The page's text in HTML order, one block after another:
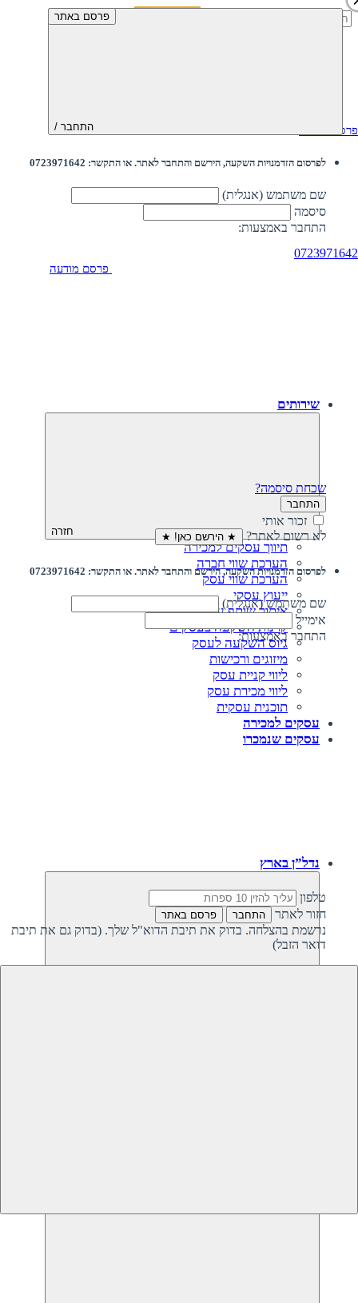
חיפוש:
0723971642
פרסם מודעה התחבר /
לפרסום הזדמנויות השקעה, הירשם והתחבר לאתר. או התקשר: 0723971642
שם משתמש (אנגלית)
סיסמה
התחבר באמצעות:
שכחת סיסמה?
התחבר
זכור אותי
לא רשום לאתר? ★ הירשם כאן! ★
פרסם באתר
לפרסום הזדמנויות השקעה, הירשם והתחבר לאתר. או התקשר: 0723971642
שם משתמש (אנגלית)
אימייל
התחבר באמצעות:
טלפון
חזור לאתר
התחבר פרסם באתר
נרשמת בהצלחה. בדוק את תיבת הדוא"ל שלך. (בדוק גם את תיבת
דואר הזבל)
פרסם מודעה
שירותים
חזרה
תיווך עסקים למכירה
הערכת שווי חברה
הערכת שווי עסק
ייעוץ עסקי
איתור שותף עסקי
קרנות השקעה בעסקים
גיוס השקעה לעסק‎‎
מיזוגים ורכישות
ליווי קניית עסק
ליווי מכירת עסק
תוכנית עסקית
עסקים למכירה
עסקים שנמכרו
נדל”ן בארץ